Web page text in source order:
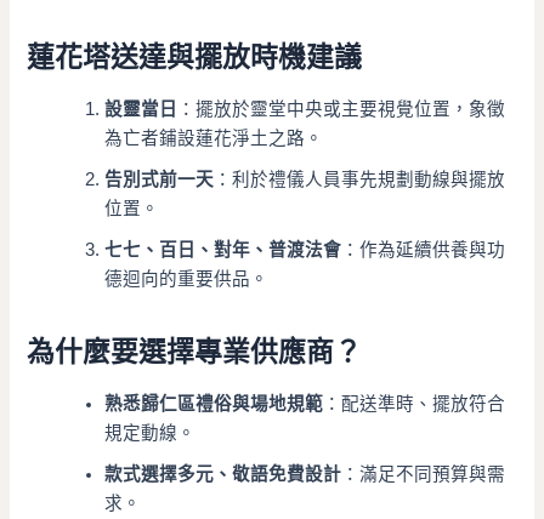
蓮花塔送達與擺放時機建議
設靈當日
：擺放於靈堂中央或主要視覺位置，象徵
為亡者鋪設蓮花淨土之路。
告別式前一天 ：利於禮儀人員事先規劃動線與擺放
位置。
七七、百日、對年、普渡法會 ：作為延續供養與功
德迴向的重要供品。
為什麼要選擇專業供應商？
熟悉歸仁區禮俗與場地規範 ：配送準時、擺放符合
規定動線。
款式選擇多元、敬語免費設計 ：滿足不同預算與需
求。